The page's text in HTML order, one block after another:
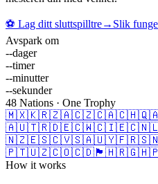
⚽ Lag ditt sluttspilltre→ Slik
Avspark om
--dager
--timer
--minutter
--sekunder
48 Nations · One Trophy
🇲🇽🇰🇷🇿🇦🇨🇿🇨🇦🇨🇭
🇦🇺🇹🇷🇩🇪🇨🇼🇨🇮🇪🇨
🇳🇿🇪🇸🇨🇻🇸🇦🇺🇾🇫🇷
🇵🇹🇺🇿🇨🇴🇨🇩 🏴󠁧󠁢󠁥󠁮󠁧󠁿 🇭🇷🇬🇭
How it works